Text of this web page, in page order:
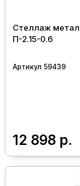
Стеллаж
П-2.15-0.6
Артикул 59439
12 898 р.